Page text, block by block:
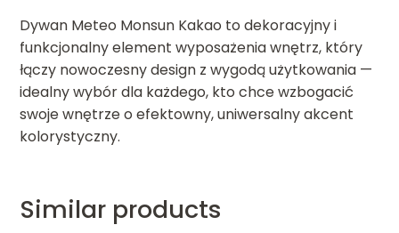
Dywan Meteo Monsun Kakao to dekoracyjny i
funkcjonalny element wyposażenia wnętrz, który
łączy nowoczesny design z wygodą użytkowania —
idealny wybór dla każdego, kto chce wzbogacić
swoje wnętrze o efektowny, uniwersalny akcent
kolorystyczny.
Similar products